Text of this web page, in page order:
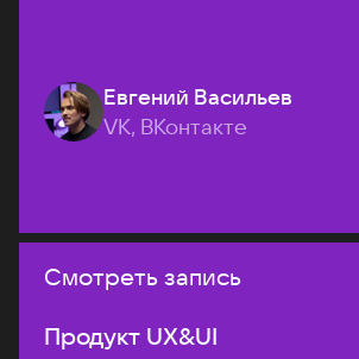
Евгений Васильев
VK, ВКонтакте
Смотреть запись
Продукт UX&UI